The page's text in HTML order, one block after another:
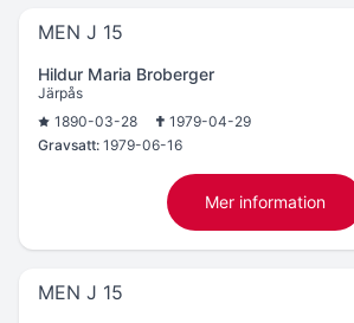
MEN J 15
Hildur Maria Broberger
Järpås
1890-03-28
1979-04-29
Gravsatt: 1979-06-16
Mer information
MEN J 15